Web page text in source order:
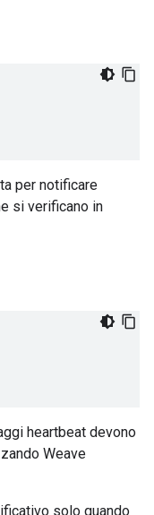
per notificare
si verificano in
heartbeat devono
Weave
solo quando